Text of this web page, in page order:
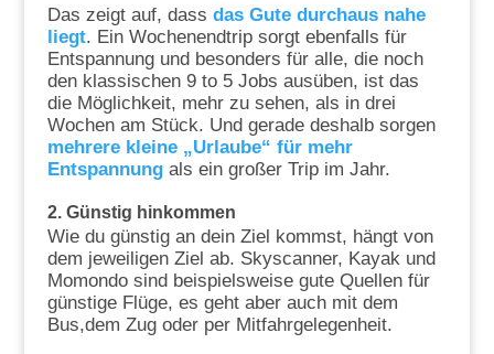
Das zeigt auf, dass das Gute durchaus nahe
liegt. Ein Wochenendtrip sorgt ebenfalls für
Entspannung und besonders für alle, die noch
den klassischen 9 to 5 Jobs ausüben, ist das
die Möglichkeit, mehr zu sehen, als in drei
Wochen am Stück. Und gerade deshalb sorgen
mehrere kleine „Urlaube“ für mehr
Entspannungals ein großer Trip im Jahr.
2. Günstig hinkommen
Wie du günstig an dein Ziel kommst, hängt von
dem jeweiligen Ziel ab. Skyscanner, Kayak und
Momondo sind beispielsweise gute Quellen für
günstige Flüge, es geht aber auch mit dem
Bus,dem Zug oder per Mitfahrgelegenheit.